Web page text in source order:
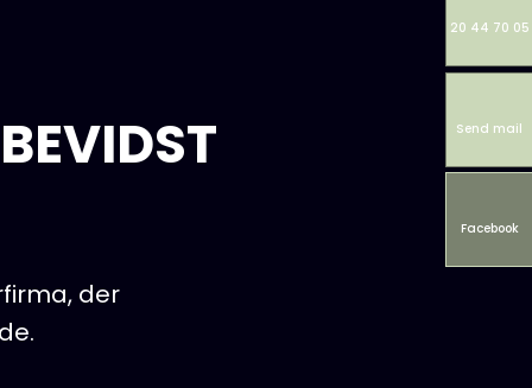
20 44 70 05
Send mail
Facebook
der